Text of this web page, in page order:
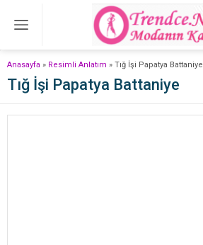
Anasayfa » Resimli Anlatım » Tığ İşi Papatya Battaniye
Tığ İşi Papatya Battaniye